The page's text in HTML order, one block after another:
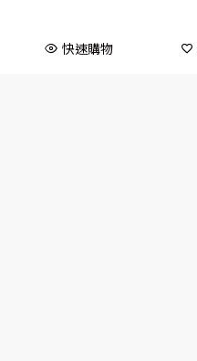
快速購物